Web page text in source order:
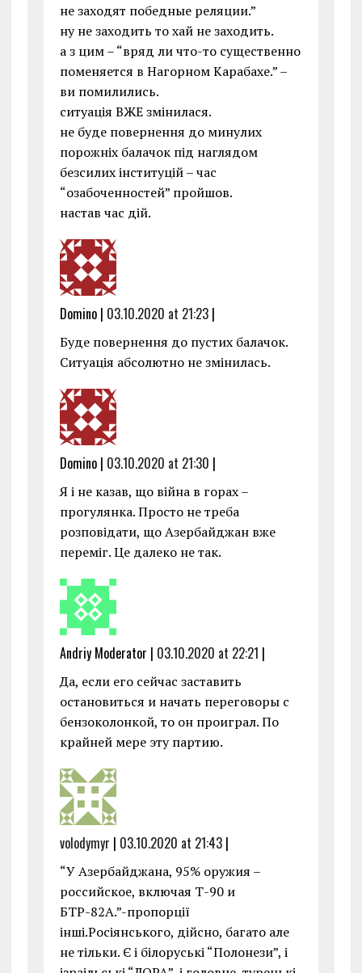
не заходят победные реляции.”
ну не заходить то хай не заходить.
а з цим – “вряд ли что-то существенно
поменяется в Нагорном Карабахе.” –
ви помилились.
ситуація ВЖЕ змінилася.
не буде повернення до минулих
порожніх балачок під наглядом
безсилих інституцій – час
“озабоченностей” пройшов.
настав час дій.
Domino | 03.10.2020 at 21:23|
Буде повернення до пустих балачок.
Ситуація абсолютно не змінилась.
Domino | 03.10.2020 at 21:30 |
Я і не казав, що війна в горах –
прогулянка. Просто не треба
розповідати, що Азербайджан вже
переміг. Це далеко не так.
Andriy Moderator | 03.10.2020 at 22:21 |
Да, если его сейчас заставить
остановиться и начать переговоры с
бензоколонкой, то он проиграл. По
крайней мере эту партию.
volodymyr | 03.10.2020 at 21:43|
“У Азербайджана, 95% оружия –
российское, включая Т-90 и
БТР-82А.”-пропорції
інші.Росіянського, дійсно, багато але
не тільки. Є і білоруські “Полонези”, і